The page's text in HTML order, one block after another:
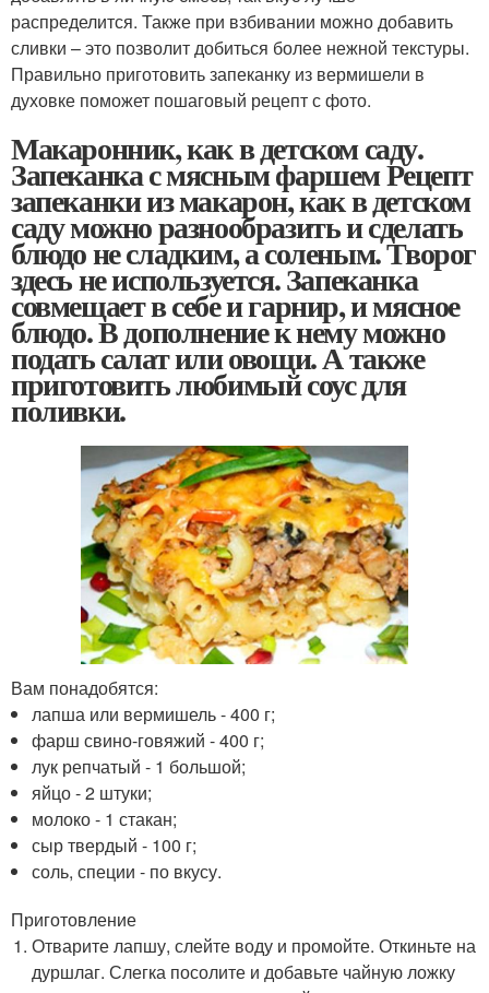
распределится. Также при взбивании можно добавить
сливки – это позволит добиться более нежной текстуры.
Правильно приготовить запеканку из вермишели в
духовке поможет пошаговый рецепт с фото.
Макаронник, как в детском саду.
Запеканка с мясным фаршем Рецепт
запеканки из макарон, как в детском
саду можно разнообразить и сделать
блюдо не сладким, а соленым. Творог
здесь не используется. Запеканка
совмещает в себе и гарнир, и мясное
блюдо. В дополнение к нему можно
подать салат или овощи. А также
приготовить любимый соус для
поливки.
Вам понадобятся:
лапша или вермишель - 400 г;
фарш свино-говяжий - 400 г;
лук репчатый - 1 большой;
яйцо - 2 штуки;
молоко - 1 стакан;
сыр твердый - 100 г;
соль, специи - по вкусу.
Приготовление
Отварите лапшу, слейте воду и промойте. Откиньте на
дуршлаг. Слегка посолите и добавьте чайную ложку